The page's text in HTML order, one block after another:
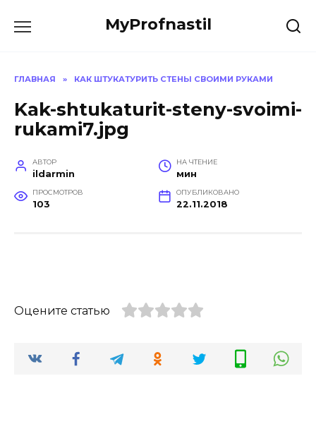
MyProfnastil
ГЛАВНАЯ » КАК ШТУКАТУРИТЬ СТЕНЫ СВОИМИ РУКАМИ
Kak-shtukaturit-steny-svoimi-
rukami7.jpg
АВТОР
ildarmin
НА ЧТЕНИЕ
мин
ПРОСМОТРОВ
103
ОПУБЛИКОВАНО
22.11.2018
Оцените статью